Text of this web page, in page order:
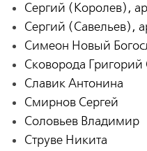
Сергий (Королев),
Сергий (Савельев),
Симеон Новый
Сковорода Григорий
Славик Антонина
Смирнов Сергей
Соловьев Владимир
Струве Никита